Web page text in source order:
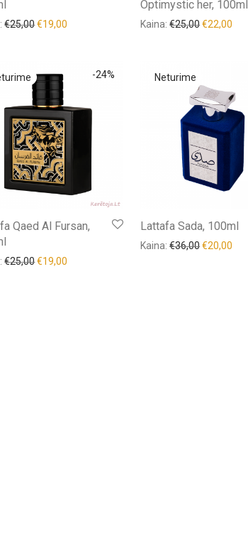
€25,00€19,00
Optimystic her, 100ml
Kaina:€25,00€22,00
-24%
Qaed Al Fursan,
€25,00€19,00
Lattafa Sada, 100ml
Kaina:€36,00€20,00